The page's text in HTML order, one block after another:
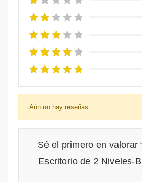
Aún no hay reseñas
Sé el primero en valorar
Escritorio de 2 Niveles-